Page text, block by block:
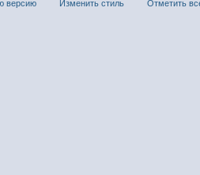
версию Изменить стиль Отметить